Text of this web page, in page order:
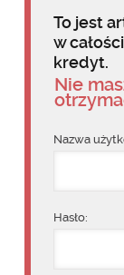
To jest
w
kredyt.
Nie
Nazwa
Hasło: